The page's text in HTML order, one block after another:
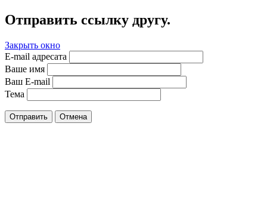
Отправить ссылку другу.
Закрыть окно
E-mail адресата
Ваше имя
Ваш E-mail
Тема
Отправить Отмена